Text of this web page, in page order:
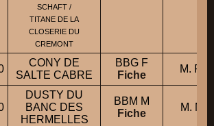
SCHAFT /
TITANE DE LA
CLOSERIE DU
CREMONT
CONY DE
SALTE CABRE
BBG F
Fiche
M.
DUSTY DU
BANC DES
HERMELLES
BBM M
Fiche
M.